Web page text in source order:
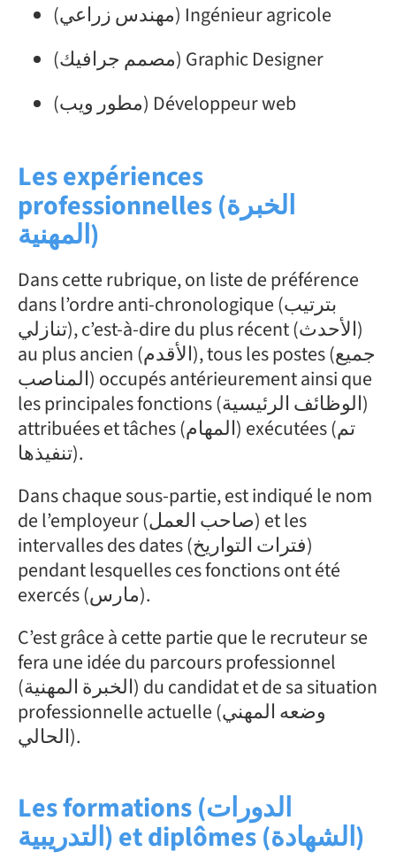
(مهندس زراعي) Ingénieur agricole
(مصمم جرافيك) Graphic Designer
(مطور ويب) Développeur web
Les expériences
professionnelles (الخبرة
المهنية)
Dans cette rubrique, on liste de préférence
dans l’ordre anti-chronologique (بترتيب
تنازلي), c’est-à-dire du plus récent (الأحدث)
au plus ancien (الأقدم), tous les postes (جميع
المناصب) occupés antérieurement ainsi que
les principales fonctions (الوظائف الرئيسية)
attribuées et tâches (المهام) exécutées (تم
تنفيذها).
Dans chaque sous-partie, est indiqué le nom
de l’employeur (صاحب العمل) et les
intervalles des dates (فترات التواريخ)
pendant lesquelles ces fonctions ont été
exercés (مارس).
C’est grâce à cette partie que le recruteur se
fera une idée du parcours professionnel
(الخبرة المهنية) du candidat et de sa situation
professionnelle actuelle (وضعه المهني
الحالي).
Les formations (الدورات
التدريبية) et diplômes (الشهادة)